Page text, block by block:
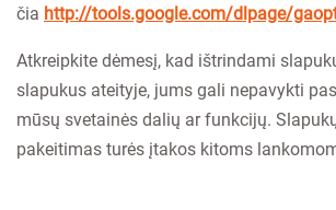
čia http://tools.google.com/dlpage/
Atkreipkite dėmesį, kad ištrindami
slapukus ateityje, jums gali nepavykti
mūsų svetainės dalių ar funkcijų.
pakeitimas turės įtakos kitoms